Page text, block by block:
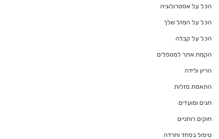
הכל על אסטרולוגיה
הכל על המזל שלך
הכל על קבלה
הקמת אתר למטפלים
הריון ולידה
התאמת מזלות
חגים ומועדים
חוקים רוחניים
טיפול בפחד וחרדה